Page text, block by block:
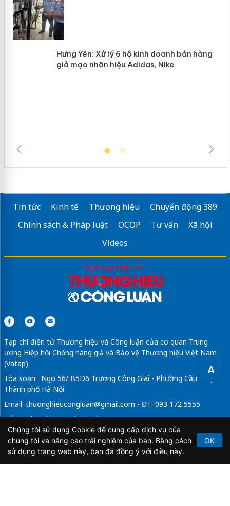
A
Hưng Yên: Xử lý 6 hộ kinh doanh bán
hàng giả mạo nhãn hiệu Adidas, Nike
Tin tức Kinh tế Thương hiệu
Chuyển động 389
Chính sách & Pháp luật
OCOP Tư vấn
Xã hội
Videos
Tạp chí điện tử Thương hiệu và Công luận của cơ quan Trung
ương Hiệp hội Chống hàng giả và Bảo vệ Thương hiệu Việt Nam
(Vatap)
Tòa soạn: Ngõ 56/ B5D6 Trương Công Giai - Phường Cầu Giấy -
Thành phố Hà Nội
Email: thuonghieucongluan@gmail.com - ĐT: 093 172 5555
Tổng Biên Tập: Vũ Đức Thuận
Giấy phép hoạt động báo chí điện tử số 64/GP-BTTTT do Bộ
Thông tin và Truyền thông cấp ngày 21/2/2020.
Chúng tôi sử dụng Cookie để cung cấp dịch vụ của
chúng tôi và nâng cao trải nghiệm của bạn. Bằng cách
sử dụng trang web này, bạn đã đồng ý với điều này.
OK